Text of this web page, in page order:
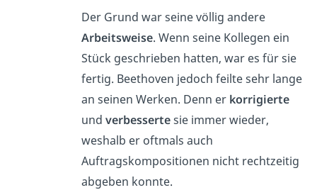
Der Grund war seine völlig andere
Arbeitsweise. Wenn seine Kollegen ein
Stück geschrieben hatten, war es für sie
fertig. Beethoven jedoch feilte sehr lange
an seinen Werken. Denn er korrigierte
und verbessertesie immer wieder,
weshalb er oftmals auch
Auftragskompositionen nicht rechtzeitig
abgeben konnte.